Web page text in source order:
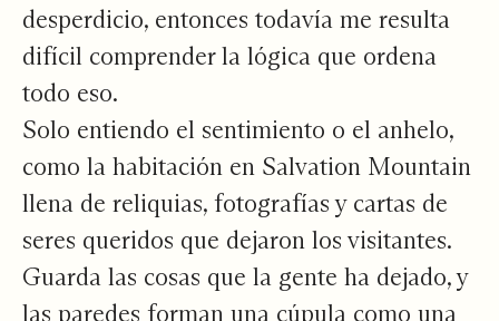
desperdicio, entonces todavía me resulta
difícil comprender la lógica que ordena
todo eso.
Solo entiendo el sentimiento o el anhelo,
como la habitación en Salvation Mountain
llena de reliquias, fotografías y cartas de
seres queridos que dejaron los visitantes.
Guarda las cosas que la gente ha dejado, y
las paredes forman una cúpula como una